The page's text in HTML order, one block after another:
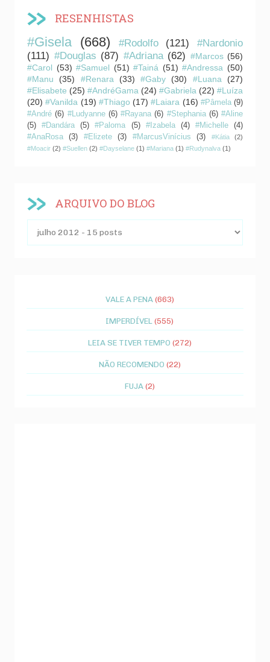
RESENHISTAS
#Gisela (668) #Rodolfo (121)
#Nardonio
(111) #Douglas (87) #Adriana (62) #Marcos (56)
#Carol (53) #Samuel (51) #Tainá (51) #Andressa (50)
#Manu
(35) #Renara (33) #Gaby (30) #Luana
(27)
#Elisabete (25) #AndréGama (24) #Gabriela (22) #Luíza
(20) #Vanilda (19) #Thiago (17) #Laiara (16) #Pâmela (9)
#André (6) #Ludyanne (6) #Rayana (6) #Stephania (6) #Aline
(5)
#Dandára (5) #Paloma (5) #Izabela (4) #Michelle
(4)
#AnaRosa
(3) #Elizete (3) #MarcusVinícius (3) #Kátia
(2)
#Moacir (2) #Suellen (2) #Dayselane (1) #Mariana (1) #Rudynalva (1)
ARQUIVO DO BLOG
VALE A PENA (663)
IMPERDÍVEL (555)
LEIA SE TIVER TEMPO (272)
NÃO RECOMENDO (22)
FUJA (2)